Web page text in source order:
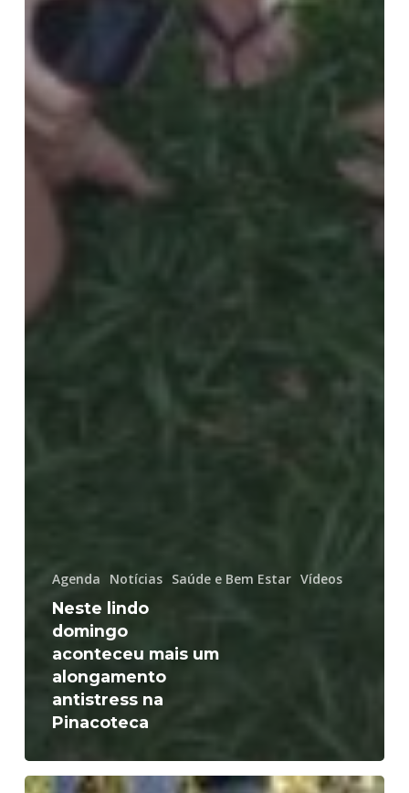
Agenda Notícias Saúde e Bem Estar Vídeos
Neste lindo
domingo
aconteceu mais um
alongamento
antistress na
Pinacoteca
Momento